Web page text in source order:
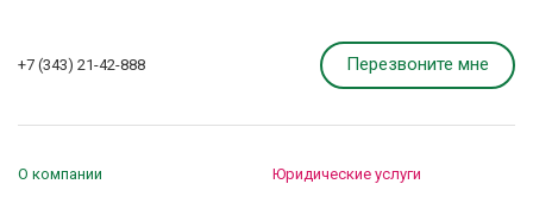
+7 (343) 21-42-888 Перезвоните мне
О компании Юридические услуги